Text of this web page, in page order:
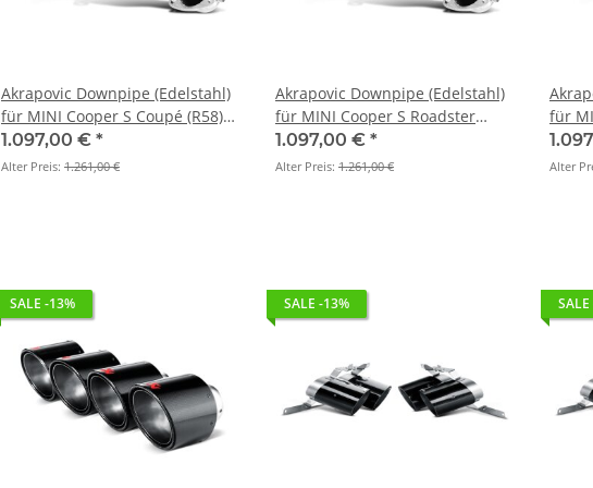
Akrapovic Downpipe (Edelstahl)
für MINI Cooper S Coupé (R58)
BJ 2011 > 2014 (DP-MINR56/57)
1.097,00 € *
Alter Preis: 1.261,00 €
Akrapovic Downpipe (Edelstahl)
für MINI Cooper S Roadster
(R59) BJ 2012 > 2014 (DP-
MINR56/57)
1.097,00 € *
Alter Preis: 1.261,00 €
für
(R57)
Alter
SALE -13% SALE -13%